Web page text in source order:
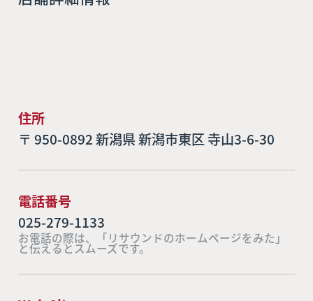
住所
〒 950-0892 新潟県 新潟市東区 寺山3-6-30
電話番号
025-279-1133
お電話の際は、「リサウンドのホームページをみた」
と伝えるとスムーズです。